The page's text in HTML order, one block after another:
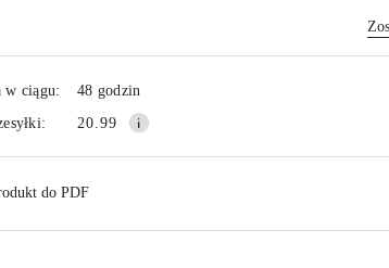
w ciągu:
48 godzin
20.99
do PDF